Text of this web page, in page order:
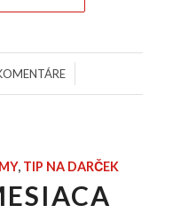
/
, TIP NA DARČEK